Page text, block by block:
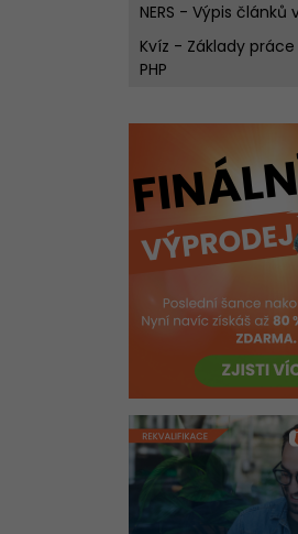
NERS - Výpis článků
Kvíz - Základy
PHP